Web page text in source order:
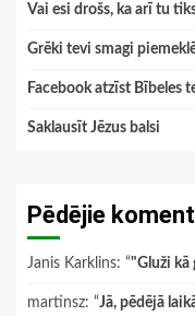
Vai esi drošs, ka arī tu
Grēki tevi smagi
Facebook atzīst Bībeles
Saklausīt Jēzus balsi
Pēdējie
Janis Karklins: “"Gluži kā
martinsz: “Jā, pēdējā